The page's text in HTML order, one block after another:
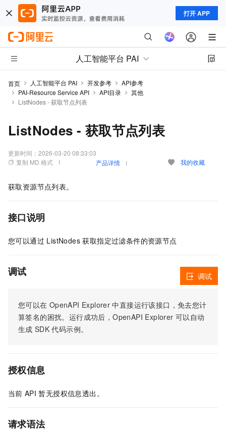
打开 APP
人工智能平台 PAI
首页 人工智能平台 PAI 开发参考
API参考
PAI-Resource Service API
API目录
其他
ListNodes - 获取节点列表
ListNodes - 获取节点列表
更新时间： 2026-03-20 08:33:03
复制 MD 格式
产品详情 我的收藏
获取资源节点列表。
接口说明
您可以通过 ListNodes 获取指定过滤条件的资源节点
调试
您可以在 OpenAPI Explorer 中直接运行该接口，免去您计
算签名的困扰。运行成功后，OpenAPI Explorer 可以自动
生成 SDK 代码示例。
调试
授权信息
当前 API 暂无授权信息透出。
请求语法